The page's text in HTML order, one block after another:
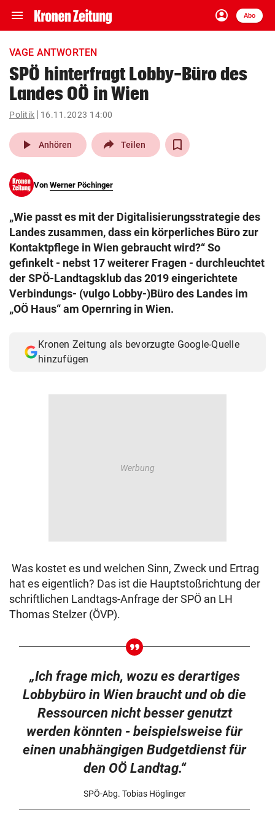
menu Navigation
ein-/ausklappen
account_circle
Anmelden
Abo
close Schließen
account_circle Anmelden
pin_drop
Wien arrow_right
search
eingeben
© Krone Multimedia GmbH & Co KG 2026
Muthgasse 2, 1190 Wien
VAGE ANTWORTEN
SPÖ hinterfragt Lobby-Büro des
Landes OÖ in Wien
Politik 16.11.2023 14:00
play_arrow Anhören Teilen
Von Werner Pöchinger
„Wie passt es mit der Digitalisierungsstrategie des
Landes zusammen, dass ein körperliches Büro zur
Kontaktpflege in Wien gebraucht wird?“ So
gefinkelt - nebst 17 weiterer Fragen - durchleuchtet
der SPÖ-Landtagsklub das 2019 eingerichtete
Verbindungs- (vulgo Lobby-)Büro des Landes im
„OÖ Haus“ am Opernring in Wien.
Kronen Zeitung als bevorzugte Google-Quelle
hinzufügen
Was kostet es und welchen Sinn, Zweck und Ertrag
hat es eigentlich? Das ist die Hauptstoßrichtung der
schriftlichen Landtags-Anfrage der SPÖ an LH
Thomas Stelzer (ÖVP).
„Ich frage mich, wozu es derartiges
Lobbybüro in Wien braucht und ob die
Ressourcen nicht besser genutzt
werden könnten - beispielsweise für
einen unabhängigen Budgetdienst für
den OÖ Landtag.“
SPÖ-Abg. Tobias Höglinger